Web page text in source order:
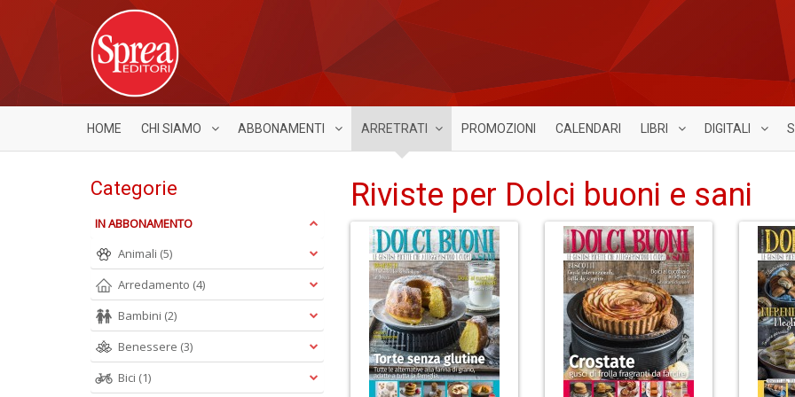
HOME CHI SIAMO ABBONAMENTI ARRETRATI PROMOZIONI CALENDARI LIBRI DIGITALI
Riviste per Dolci buoni e sani
Categorie
IN ABBONAMENTO
Animali (5)
Arredamento (4)
Bambini (2)
Benessere (3)
Bici (1)